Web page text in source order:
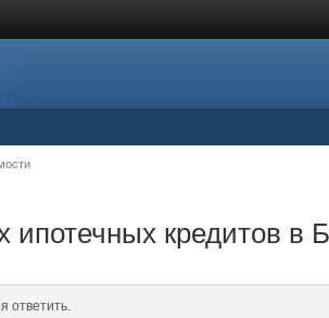
ипотечных кредитов в
ответить.